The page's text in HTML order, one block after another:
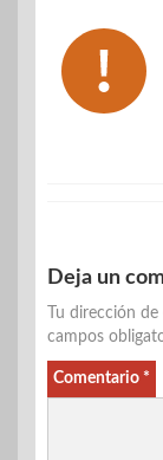
Deja un
Tu dirección
campos
Comentario *